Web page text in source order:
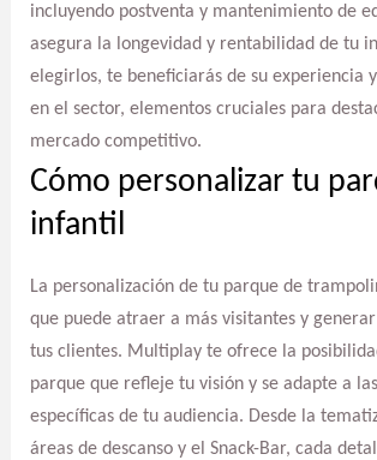
incluyendo postventa y mantenimiento de
asegura la longevidad y rentabilidad de tu
elegirlos, te beneficiarás de su experiencia
en el sector, elementos cruciales para
mercado competitivo.
Cómo personalizar tu
infantil
La personalización de tu parque de
que puede atraer a más visitantes y
tus clientes. Multiplay te ofrece la
parque que refleje tu visión y se adapte a
específicas de tu audiencia. Desde la
áreas de descanso y el Snack-Bar, cada